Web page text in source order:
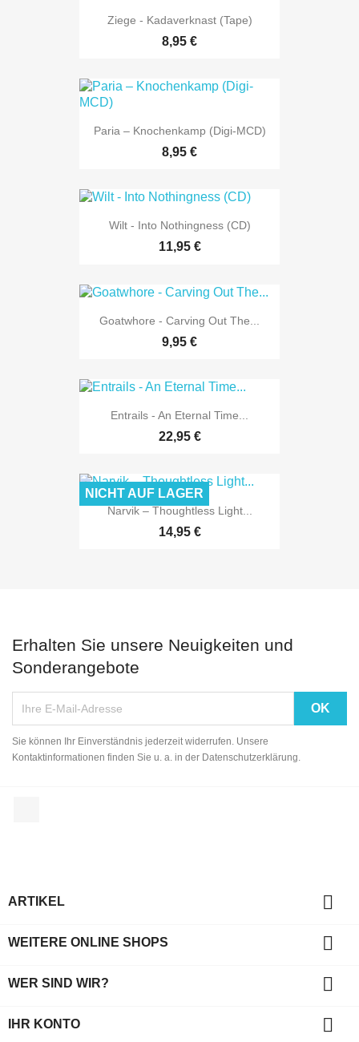
Ziege - Kadaverknast (Tape)
8,95 €
Paria – Knochenkamp (Digi-MCD)
8,95 €
Wilt - Into Nothingness (CD)
11,95 €
Goatwhore - Carving Out The...
9,95 €
Entrails - An Eternal Time...
22,95 €
Narvik ‎– Thoughtless Light...
14,95 €
NICHT AUF LAGER
Erhalten Sie unsere Neuigkeiten und
Sonderangebote
Sie können Ihr Einverständnis jederzeit widerrufen. Unsere
Kontaktinformationen finden Sie u. a. in der Datenschutzerklärung.
ARTIKEL 
WEITERE ONLINE SHOPS 
WER SIND WIR? 
IHR KONTO 